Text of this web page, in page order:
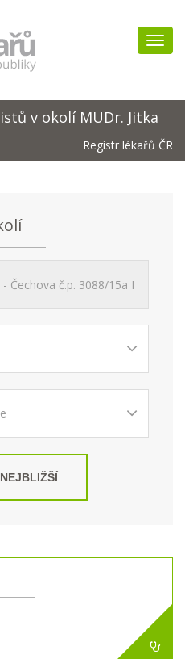
v okolí MUDr. Jitka
Registr lékařů ČR